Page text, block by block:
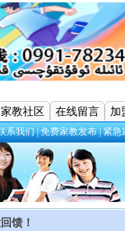
家教社区 在线留言 加
系我们|免费家教发布|紧急
馈！